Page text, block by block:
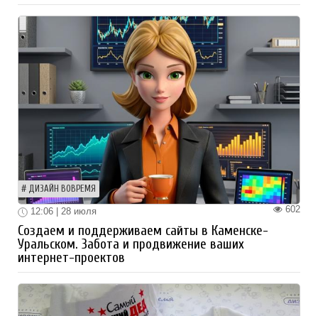
ДИЗАЙН ВОВРЕМЯ
602
12:06 | 28 июля
Создаем и поддерживаем сайты в Каменске-
Уральском. Забота и продвижение ваших
интернет-проектов